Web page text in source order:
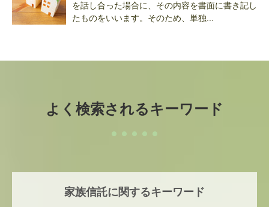
を話し合った場合に、その内容を書面に書き記し
たものをいいます。そのため、単独...
よく検索されるキーワード
家族信託に関するキーワード